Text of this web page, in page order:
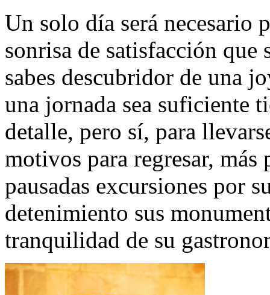
Un solo día será necesario
sonrisa de satisfacción que
sabes descubridor de una
una jornada sea suficiente
detalle, pero sí, para
motivos para regresar,
pausadas excursiones por
detenimiento sus
tranquilidad de su